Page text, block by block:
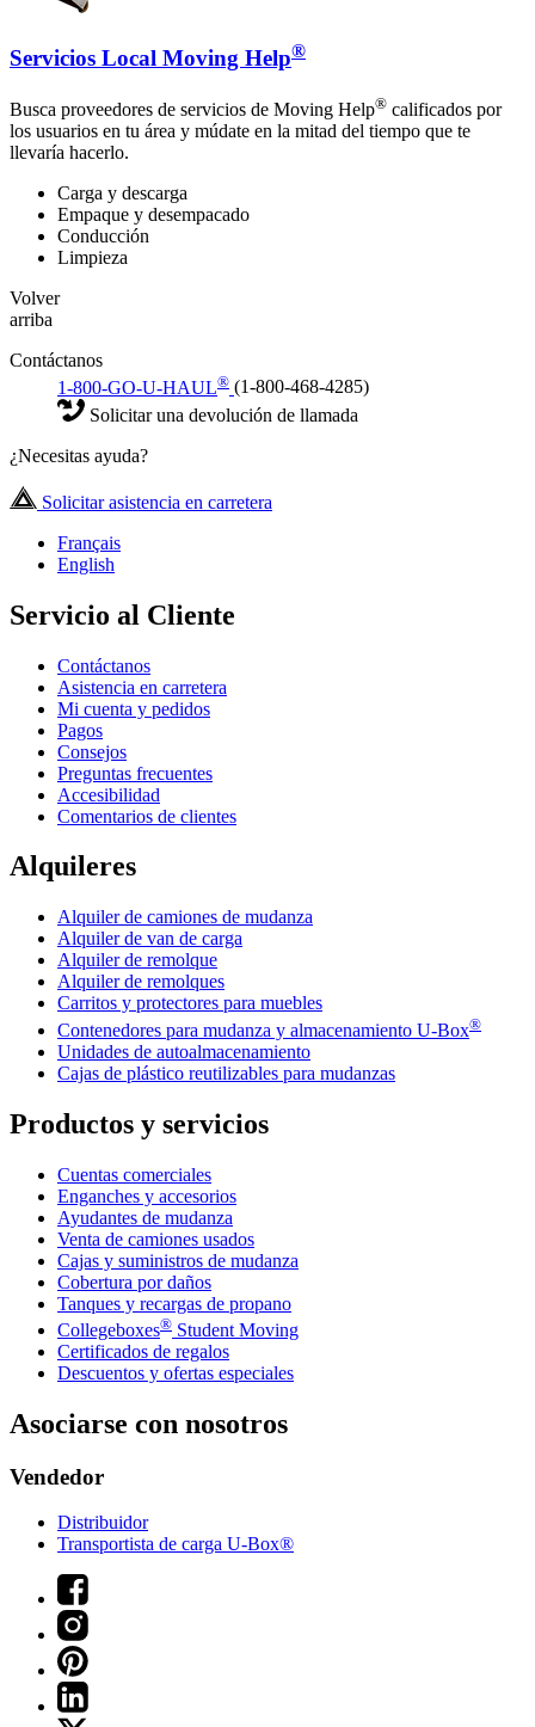
Servicios Local Moving Help®
Busca proveedores de servicios de Moving Help® calificados por
los usuarios en tu área y múdate en la mitad del tiempo que te
llevaría hacerlo.
Carga y descarga
Empaque y desempacado
Conducción
Limpieza
Volver
arriba
Contáctanos
1-800-GO-U-HAUL® (1-800-468-4285)
Solicitar una devolución de llamada
¿Necesitas ayuda?
Solicitar asistencia en carretera
Français
English
Servicio al Cliente
Contáctanos
Asistencia en carretera
Mi cuenta y pedidos
Pagos
Consejos
Preguntas frecuentes
Accesibilidad
Comentarios de clientes
Alquileres
Alquiler de camiones de mudanza
Alquiler de van de carga
Alquiler de remolque
Alquiler de remolques
Carritos y protectores para muebles
Contenedores para mudanza y almacenamiento U-Box®
Unidades de autoalmacenamiento
Cajas de plástico reutilizables para mudanzas
Productos y servicios
Cuentas comerciales
Enganches y accesorios
Ayudantes de mudanza
Venta de camiones usados
Cajas y suministros de mudanza
Cobertura por daños
Tanques y recargas de propano
Collegeboxes® Student Moving
Certificados de regalos
Descuentos y ofertas especiales
Asociarse con nosotros
Vendedor
Distribuidor
Transportista de carga U-Box®